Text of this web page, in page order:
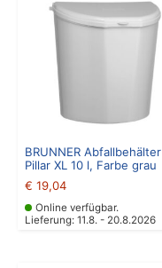
BRUNNER Abfallbehälter
Pillar XL 10 l, Farbe grau
€ 19,04
Online verfügbar.
Lieferung: 11.8. - 20.8.2026